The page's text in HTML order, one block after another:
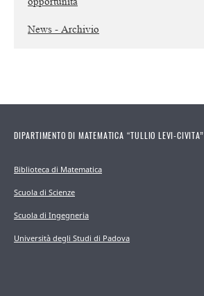
News - Archivio
DIPARTIMENTO DI MATEMATICA “TULLIO LEVI-CIVITA”
Biblioteca di Matematica
Scuola di Scienze
Scuola di Ingegneria
Università degli Studi di Padova